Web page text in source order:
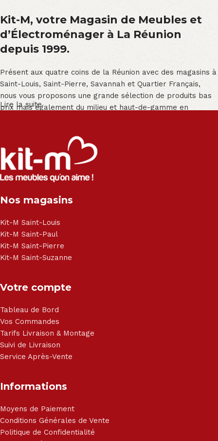
Kit-M, votre Magasin de Meubles et
d’Électroménager à La Réunion
depuis 1999.
Présent aux quatre coins de la Réunion avec des magasins à
Saint-Louis, Saint-Pierre, Savannah et Quartier Français,
nous vous proposons une grande sélection de produits bas
prix mais également du milieu et haut-de-gamme en
Salon angle - Salon convertible - Salon relax - Canapé -
Canapé lit - Cuisine sur-mesure - Fauteuil - Armoire - Table
et chaise - Meuble de salle de bain - Literie - Lit - Bureau -
Électroménager - Télévision led - Réfrigérateur -
- Matelas - Hifi Hitachi, LG, Sharp, Philips, Bosh, Moulinex,
Haier, Sony, Cecotec, Westpoint, Dyson.
Lire la suite
Nos magasins
Kit-M Saint-Louis
Kit-M Saint-Paul
Kit-M Saint-Pierre
Kit-M Saint-Suzanne
Votre compte
Tableau de Bord
Vos Commandes
Tarifs Livraison & Montage
Suivi de Livraison
Service Après-Vente
Informations
Moyens de Paiement
Conditions Générales de Vente
Politique de Confidentialité